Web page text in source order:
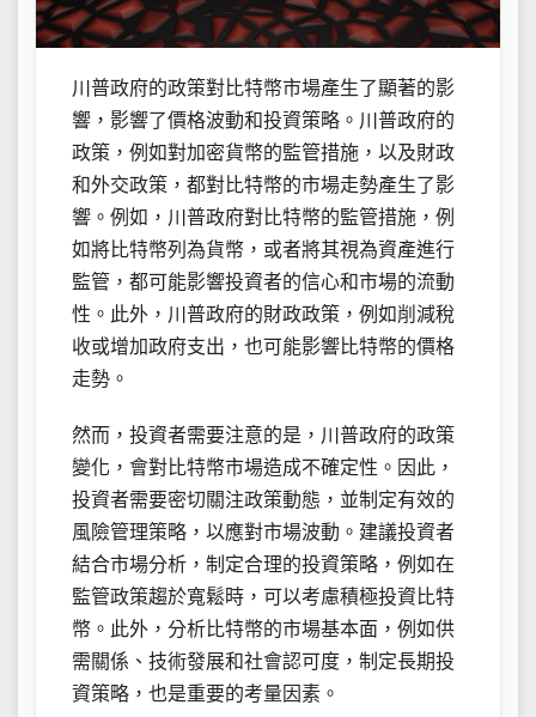
川普政府的政策對比特幣市場產生了顯著的影
響，影響了價格波動和投資策略。川普政府的
政策，例如對加密貨幣的監管措施，以及財政
和外交政策，都對比特幣的市場走勢產生了影
響。例如，川普政府對比特幣的監管措施，例
如將比特幣列為貨幣，或者將其視為資產進行
監管，都可能影響投資者的信心和市場的流動
性。此外，川普政府的財政政策，例如削減稅
收或增加政府支出，也可能影響比特幣的價格
走勢。
然而，投資者需要注意的是，川普政府的政策
變化，會對比特幣市場造成不確定性。因此，
投資者需要密切關注政策動態，並制定有效的
風險管理策略，以應對市場波動。建議投資者
結合市場分析，制定合理的投資策略，例如在
監管政策趨於寬鬆時，可以考慮積極投資比特
幣。此外，分析比特幣的市場基本面，例如供
需關係、技術發展和社會認可度，制定長期投
資策略，也是重要的考量因素。